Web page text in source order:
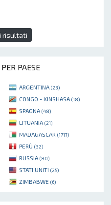
risultati
PAESE
ARGENTINA (23)
CONGO - KINSHASA (18)
SPAGNA (48)
LITUANIA (21)
MADAGASCAR (1717)
PERÙ (32)
RUSSIA (80)
STATI UNITI (25)
ZIMBABWE (6)